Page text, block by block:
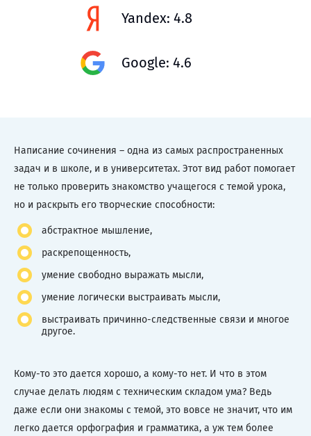
Yandex: 4.8
Google: 4.6
Написание сочинения – одна из самых распространенных
задач и в школе, и в университетах. Этот вид работ помогает
не только проверить знакомство учащегося с темой урока,
но и раскрыть его творческие способности:
абстрактное мышление,
раскрепощенность,
умение свободно выражать мысли,
умение логически выстраивать мысли,
выстраивать причинно-следственные связи и многое
другое.
Кому-то это дается хорошо, а кому-то нет. И что в этом
случае делать людям с техническим складом ума? Ведь
даже если они знакомы с темой, это вовсе не значит, что им
легко дается орфография и грамматика, а уж тем более